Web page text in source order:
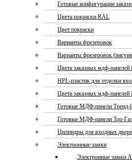
Готовые конфигурации
Цвета покраски RAL
Цвет покраски
Варианты фрезеровок
Варианты фрезеровок
Цвета заказных мдф-
HPL-пластик для отделки
Цвета заказных мдф-
Готовые МДФ-панели Тренд-
Готовые МДФ-панели Тор-
Цилиндры для входных
Электронные замки
Электронные замки